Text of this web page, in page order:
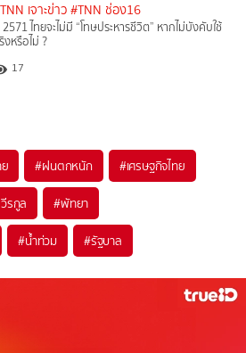
เจาะข่าว #TNN ช่อง16
ไทยจะไม่มี “โทษประหารชีวิต” หากไม่บังคับใช้
งหรือไม่ ?​
17
#ฝนตกหนัก #เศรษฐกิจไทย
รกูล #พัทยา
#น้ำท่วม #รัฐบาล